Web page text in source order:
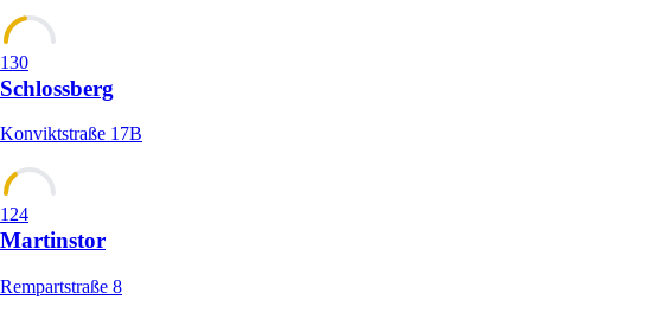
130
Schlossberg
Konviktstraße 17B
124
Martinstor
Rempartstraße 8